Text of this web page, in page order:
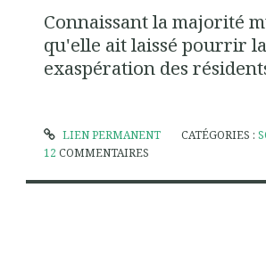
Connaissant la majorité
qu'elle ait laissé pourrir
exaspération des
LIEN PERMANENT CATÉGORIES :
12 COMMENTAIRES